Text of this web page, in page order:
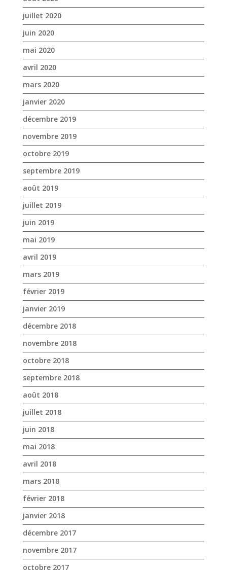
mars 2020
janvier 2020
décembre 2019
novembre 2019
octobre 2019
septembre 2019
août 2019
juillet 2019
juin 2019
mai 2019
avril 2019
mars 2019
février 2019
janvier 2019
décembre 2018
novembre 2018
octobre 2018
septembre 2018
août 2018
juillet 2018
juin 2018
mai 2018
avril 2018
mars 2018
février 2018
janvier 2018
décembre 2017
novembre 2017
octobre 2017
avril 2017